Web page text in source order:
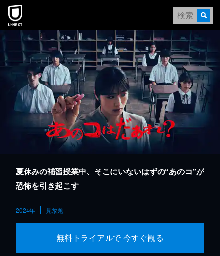
本文へスキップ
夏休みの補習授業中、そこにいないはずの“あのコ”が
恐怖を引き起こす
2024年 見放題
無料トライアルで 今すぐ観る